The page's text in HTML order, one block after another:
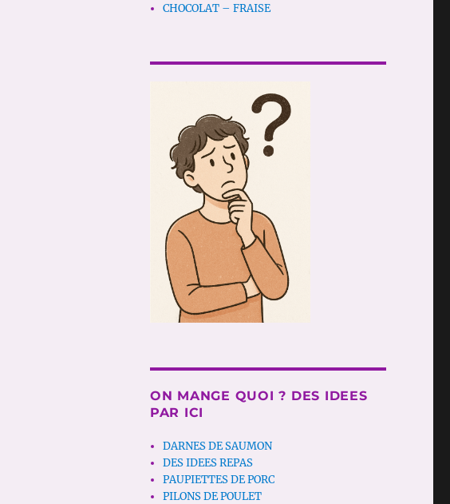
CHOCOLAT – FRAISE
ON MANGE QUOI ? DES IDEES
PAR ICI
DARNES DE SAUMON
DES IDEES REPAS
PAUPIETTES DE PORC
PILONS DE POULET